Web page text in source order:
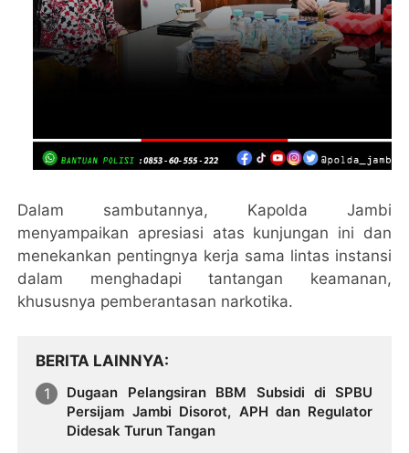
Dalam sambutannya, Kapolda Jambi
menyampaikan apresiasi atas kunjungan ini dan
menekankan pentingnya kerja sama lintas instansi
dalam menghadapi tantangan keamanan,
khususnya pemberantasan narkotika.
BERITA LAINNYA
Dugaan Pelangsiran BBM Subsidi di SPBU
Persijam Jambi Disorot, APH dan Regulator
Didesak Turun Tangan